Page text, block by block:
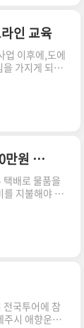
습니다. 11시
왔는데,결국
운동을 못하
나 위치 및 가
에 위치하고
어 찾기는 쉽
약 50..
인 교육
업 이후에,도에
가지게 되었
다모아 시스
"제주평생교
참여 확대를
모아
이용을 하지
싶어서 확인
들도 많이 생
템이 오픈 되면
다. 다모아 시
아 시스템은
..
제주 택배 추가 배송비 지원 사업 - 연간 40만원 한도
택배로 물품을
를 지불해야 하
구매하면서
배송인 듯 했
송비가 발생
문에 지속적
했으나,최근
이 많이 간소
위한 신청 절
아래 조건을
전국투어에 참
주시 애향운동